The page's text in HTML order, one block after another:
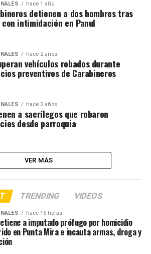
hace 1 año
detienen a dos hombres tras
intimidación en Panul
hace 2 años
vehículos robados durante
preventivos de Carabineros
hace 2 años
a sacrílegos que robaron
desde parroquia
VER MÁS
TRENDING VIDEOS
hace 16 horas
a imputado prófugo por homicidio
en Punta Mira e incauta armas, droga y